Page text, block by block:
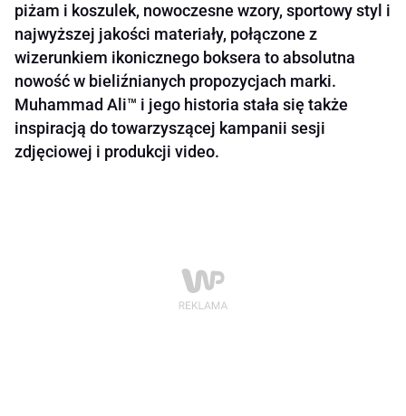
piżam i koszulek, nowoczesne wzory, sportowy styl i
najwyższej jakości materiały, połączone z
wizerunkiem ikonicznego boksera to absolutna
nowość w bieliźnianych propozycjach marki.
Muhammad Ali™ i jego historia stała się także
inspiracją do towarzyszącej kampanii sesji
zdjęciowej i produkcji video.